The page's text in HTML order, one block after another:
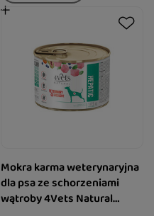
Mokra karma weterynaryjna
dla psa ze schorzeniami
wątroby 4Vets Natural